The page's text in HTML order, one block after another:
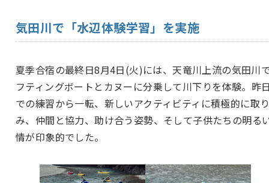
気田川で「水辺体験学習」を実施
夏季合宿の最終日8月4日(火)には、天竜川上流の気田川
フティングボートとカヌーに分乗して川下りを体験。昨
での練習から一転、新しいアクティビティに積極的に取
み、仲間と協力、助け合う姿勢、そして子供たちの明る
情が印象的でした。